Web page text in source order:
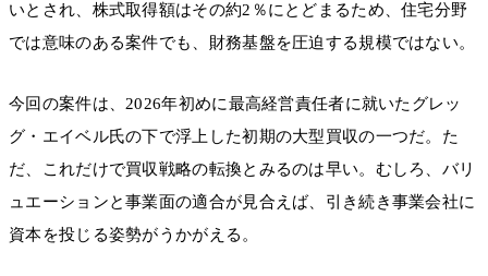
いとされ、株式取得額はその約2％にとどまるため、住宅分野
では意味のある案件でも、財務基盤を圧迫する規模ではない。
今回の案件は、2026年初めに最高経営責任者に就いたグレッ
グ・エイベル氏の下で浮上した初期の大型買収の一つだ。た
だ、これだけで買収戦略の転換とみるのは早い。むしろ、バリ
ュエーションと事業面の適合が見合えば、引き続き事業会社に
資本を投じる姿勢がうかがえる。